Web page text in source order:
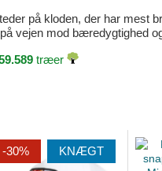
på kloden, der har mest
vejen mod bæredygtighed
træer
-30% KNÆGT